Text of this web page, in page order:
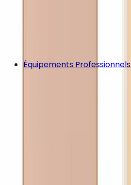
Équipements Professionnels